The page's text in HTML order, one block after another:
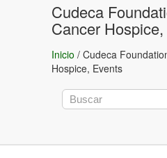
Cudeca
Cancer
Inicio / Cudeca
Hospice, Events